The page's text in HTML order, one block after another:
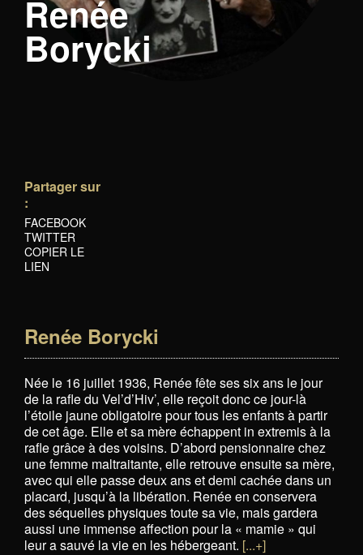
Renée
Borycki
Partager sur
:
FACEBOOK
TWITTER
COPIER LE
LIEN
Renée Borycki
Née le 16 juillet 1936, Renée fête ses six ans le jour
de la rafle du Vel’d’Hiv’, elle reçoit donc ce jour-là
l’étoile jaune obligatoire pour tous les enfants à partir
de cet âge. Elle et sa mère échappent in extremis à la
rafle grâce à des voisins. D’abord pensionnaire chez
une femme maltraitante, elle retrouve ensuite sa mère,
avec qui elle passe deux ans et demi cachée dans un
placard, jusqu’à la libération. Renée en conservera
des séquelles physiques toute sa vie, mais gardera
aussi une immense affection pour la « mamie » qui
leur a sauvé la vie en les hébergeant. [...+]